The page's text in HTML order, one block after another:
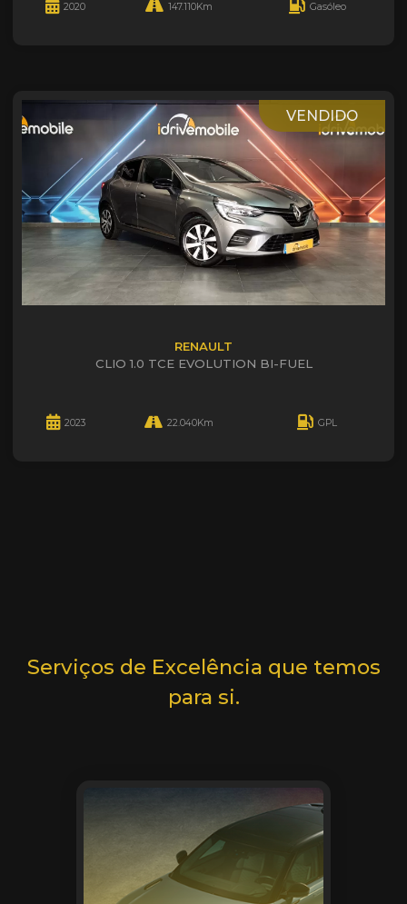
2020 147.110Km Gasóleo
VENDIDO
RENAULT
CLIO 1.0 TCE EVOLUTION BI-FUEL
2023 22.040Km GPL
Serviços de Excelência que temos
para si.